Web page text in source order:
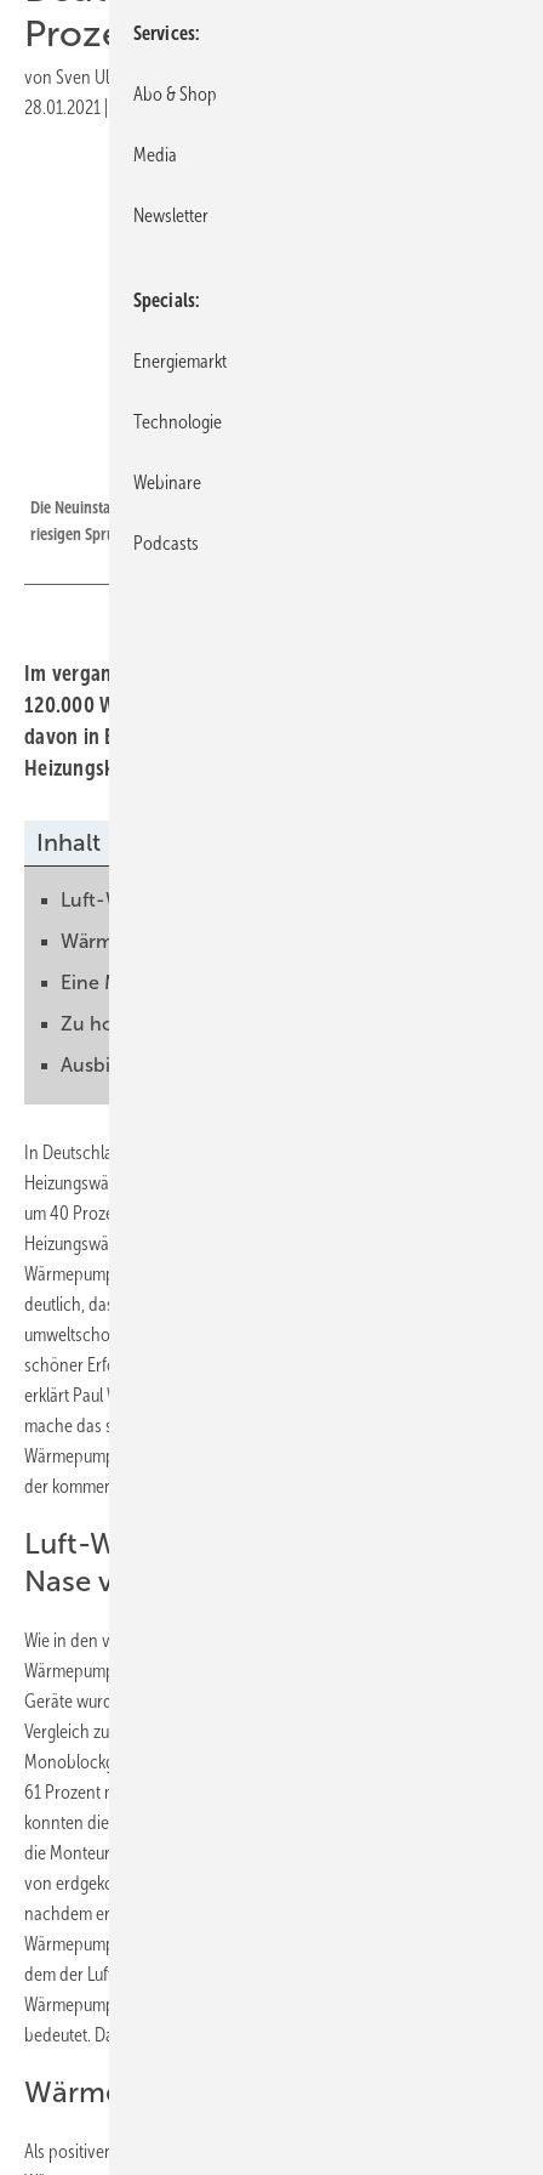
Prozent
von Sven Ullrich
28.01.2021
Druckvorschau
Die Neuinstallationen von Wärmepumpen haben im vergangen Jahr einen
riesigen Sprung gemacht.
Im vergangenen Jahr wurden in Deutschland etwa
120.000 Wärmepumpen neu installiert – ein Viertel
davon in Bestandsgebäuden. Die Energiewende im
Heizungskeller nimmt Fahrt auf.
Inhalt
Luft-Wasser-Wärmepumpe hat die Nase vorn
Wärmepumpe kommt im Bestand an
Eine Million Geräte installiert
Zu hohe Strompreise bremsen
Ausbildung von Fachkräften ist notwendig
In Deutschland wurden im vergangenen Jahr 120.000 neue
Heizungswärmepumpen installiert. Das entspricht einem Wachstum
um 40 Prozent im Vergleich zum Vorjahr, als noch etwa 86.000
Heizungswärmepumpen installiert wurden, wie der Bundesverband
Wärmepumpe (BWP) berichtet. „Diese Entwicklung macht zum einen
deutlich, dass die staatlichen Fördermaßnahmen für
umweltschonende Heizungssysteme gut angenommen werden – ein
schöner Erfolg auch für das Klimaprogramm der Bundesregierung“,
erklärt Paul Waning, Vorstandsvorsitzender des BWP. Zum anderen
mache das sprunghafte Wachstum auch deutlich, dass die
Wärmepumpenbranche den klimatechnischen Herausforderungen
der kommenden Jahre gewachsen sei.
Luft-Wasser-Wärmepumpe hat die
Nase vorn
Wie in den vergangenen Jahren erfreut sich die Luft-Wasser-
Wärmepumpe immer noch größter Beliebtheit. Immerhin 95.500
Geräte wurden 2020 neu installiert. Das ist ein Plus von 44 Prozent im
Vergleich zu 2019. In diesem Segment haben weiterhin die
Monoblockgräte mit 56.500 Neuinstallationen die Nase vorn. Das sind
61 Prozent mehr als 2019. Einen Zuwachs von immerhin 26 Prozent
konnten die Anbieter von Splitgeräten verbuchen. Davon installierten
die Monteure im vergangenen Jahr 39.000 Stück. Auch der Absatz
von erdgekoppelten Systemen konnte im vergangenen Jahr zulegen,
nachdem er im Jahr 2019 rückläufig war. Der Anteil am
Wärmepumpenmarkt liegt aber weiterhin mit 20,6 Prozent weit hinter
dem der Luft-Wasser-Geräte. 2020 wurden 20.500 erdgekoppelte
Wärmepumpen errichtet, was ein Marktwachstum von 18 Prozent
bedeutet. Dazu kommen noch 4.000 Grundwasserwärmepumpen.
Wärmepumpe kommt im Bestand an
Als positiven Trend sieht der Verband aber vor allem, dass die
Services
Abo & Shop
Media
Newsletter
Specials
Energiemarkt
Technologie
Webinare
Podcasts